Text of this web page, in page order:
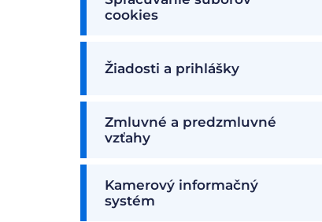
cookies
Žiadosti a prihlášky
Zmluvné a predzmluvné
vzťahy
Kamerový informačný
systém